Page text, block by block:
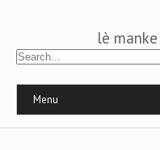
lè
Menu